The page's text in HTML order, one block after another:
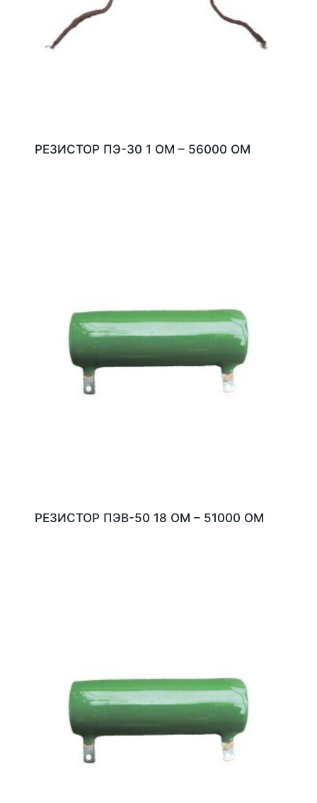
РЕЗИСТОР ПЭ-30 1 ОМ – 56000 ОМ
РЕЗИСТОР ПЭВ-50 18 ОМ – 51000 ОМ